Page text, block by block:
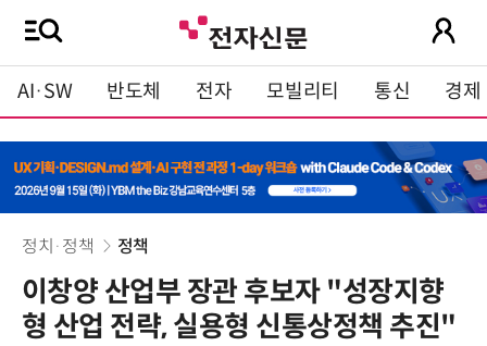
AI·SW 반도체 전자 모빌리티 통신 경제
정치·정책 정책
이창양 산업부 장관 후보자 "성장지향
형 산업 전략, 실용형 신통상정책 추진"